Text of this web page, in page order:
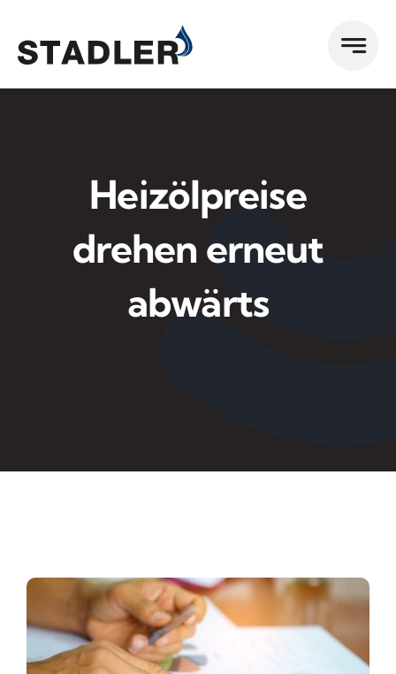
Inhalt
springen
Heizölpreise
drehen erneut
abwärts